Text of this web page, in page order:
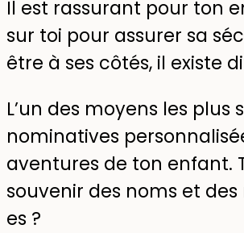
Il est rassurant pour ton
sur toi pour assurer sa
être à ses côtés, il existe
L’un des moyens les
nominatives
aventures de ton enfant.
souvenir des noms et
es ?